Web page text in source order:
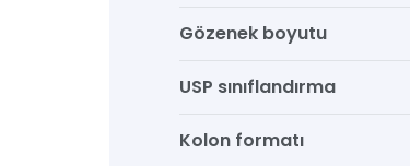
Gözenek boyutu
USP sınıflandırma
Kolon formatı